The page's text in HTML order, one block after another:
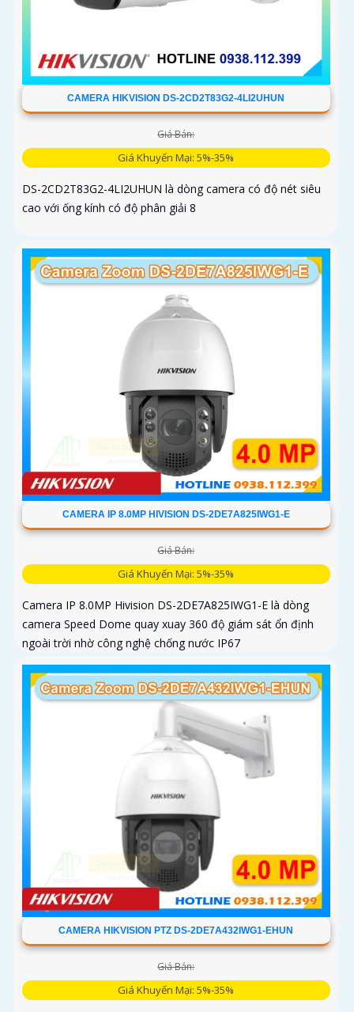
CAMERA HIKVISION DS-2CD2T83G2-4LI2UHUN
Giá Bán:
Giá Khuyến Mại: 5%-35%
DS-2CD2T83G2-4LI2UHUN là dòng camera có độ nét siêu
cao với ống kính có độ phân giải 8
CAMERA IP 8.0MP HIVISION DS-2DE7A825IWG1-E
Giá Bán:
Giá Khuyến Mại: 5%-35%
Camera IP 8.0MP Hivision DS-2DE7A825IWG1-E là dòng
camera Speed Dome quay xuay 360 độ giám sát ổn định
ngoài trời nhờ công nghệ chống nước IP67
CAMERA HIKVISION PTZ DS-2DE7A432IWG1-EHUN
Giá Bán:
Giá Khuyến Mại: 5%-35%